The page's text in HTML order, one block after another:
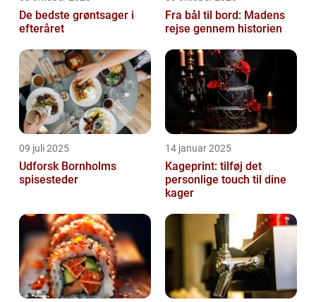
De bedste grøntsager i
efteråret
Fra bål til bord: Madens
rejse gennem historien
09 juli 2025
Udforsk Bornholms
spisesteder
14 januar 2025
Kageprint: tilføj det
personlige touch til dine
kager